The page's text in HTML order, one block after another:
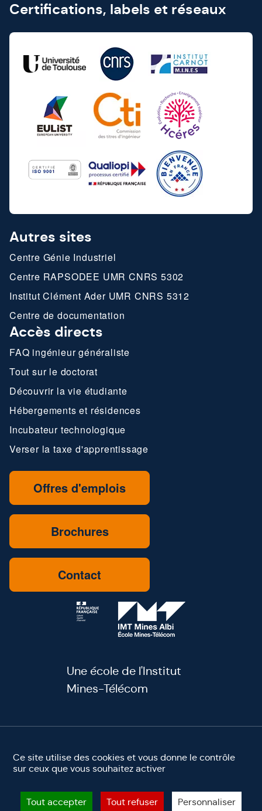
Ce site utilise des cookies et vous donne le contrôle
sur ceux que vous souhaitez activer
Tout accepter Tout refuser Personnaliser
Certifications, labels et réseaux
Autres sites
Centre Génie Industriel
Centre RAPSODEE UMR CNRS 5302
Institut Clément Ader UMR CNRS 5312
Centre de documentation
Accès directs
FAQ ingénieur généraliste
Tout sur le doctorat
Découvrir la vie étudiante
Hébergements et résidences
Incubateur technologique
Verser la taxe d'apprentissage
Offres d'emplois
Brochures
Contact
Une école de l'Institut
Mines-Télécom
youtube
linkedin
facebook
instagram
Mentions légales
©2025 IMT Mines Albi. Tous droits réservés